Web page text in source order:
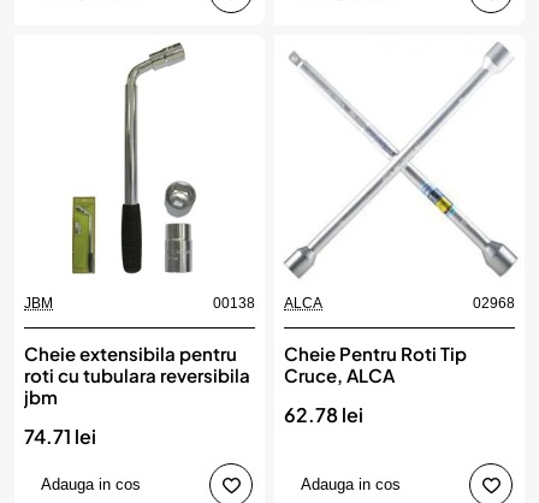
JBM 00138
Cheie extensibila pentru
roti cu tubulara reversibila
jbm
74.71 lei
Adauga in cos
ALCA 02968
Cheie Pentru Roti Tip
Cruce, ALCA
62.78 lei
Adauga in cos